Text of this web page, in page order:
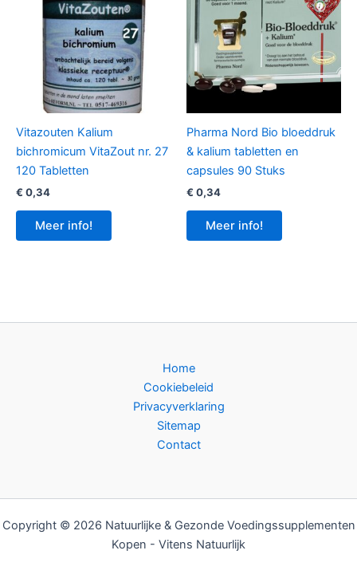
Vitazouten Kalium
bichromicum VitaZout nr. 27
120 Tabletten
€ 0,34
Meer info!
Pharma Nord Bio bloeddruk
& kalium tabletten en
capsules 90 Stuks
€ 0,34
Meer info!
Home
Cookiebeleid
Privacyverklaring
Sitemap
Contact
Copyright © 2026 Natuurlijke & Gezonde Voedingssupplementen
Kopen - Vitens Natuurlijk